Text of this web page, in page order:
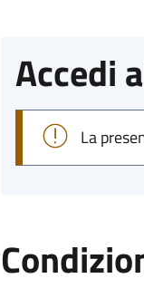
Accedi
La